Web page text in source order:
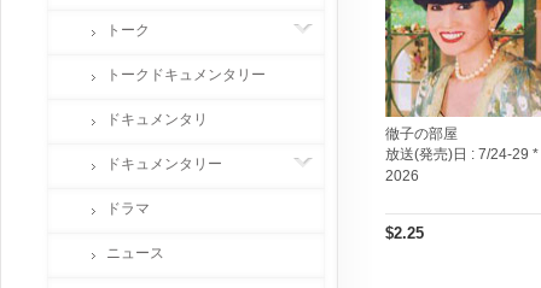
徹子の部屋
放送(発売)日 : 7/24-29 *
2026
$2.25
トーク
トークドキュメンタリー
ドキュメンタリ
ドキュメンタリー
ドラマ
ニュース